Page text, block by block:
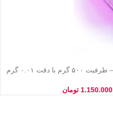
ترازوی دیجیتال دقیق (Pocket Scale) – ظرفیت ۵۰۰ گرم با دقت ۰.۰۱ گرم
1.150.000 تومان